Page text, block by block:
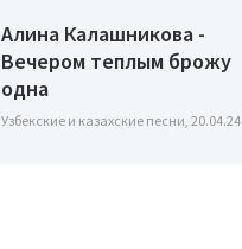
Алина Калашникова -
Вечером теплым брожу
одна
Узбекские и казахские песни, 20.04.24